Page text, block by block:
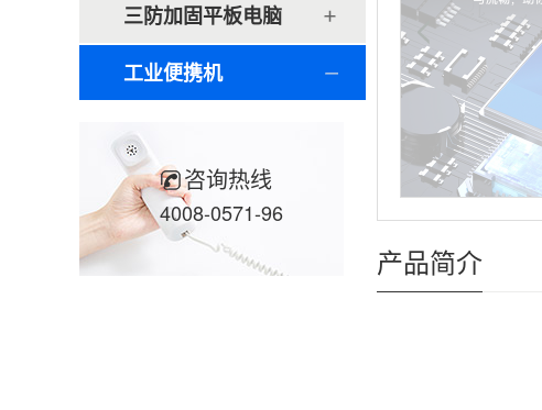
三防加固平板电脑
工业便携机
咨询热线
4008-0571-96
产品简介